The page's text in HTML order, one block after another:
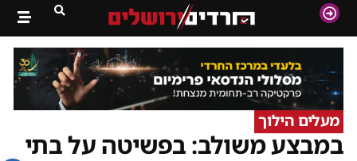
מעלים הילוך
במבצע משולב: בפשיטה על בתי